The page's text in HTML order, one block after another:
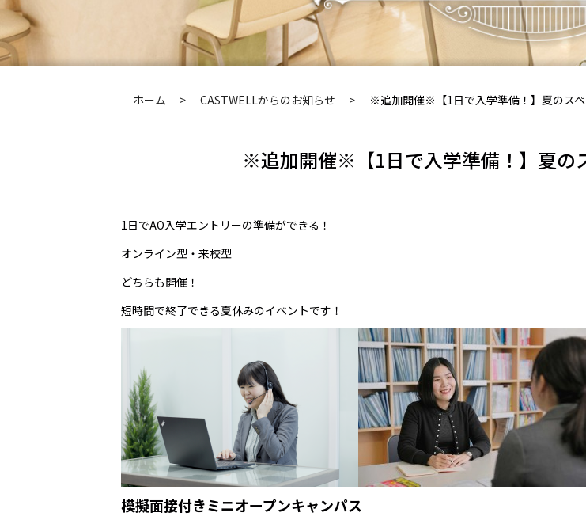
ホーム CASTWELLからのお知らせ ※追加開催※【1日で入学準備！】夏のス
※追加開催※【1日で入学準備！】夏の
1日でAO入学エントリーの準備ができる！
オンライン型・来校型
どちらも開催！
短時間で終了できる夏休みのイベントです！
模擬面接付きミニオープンキャンパス